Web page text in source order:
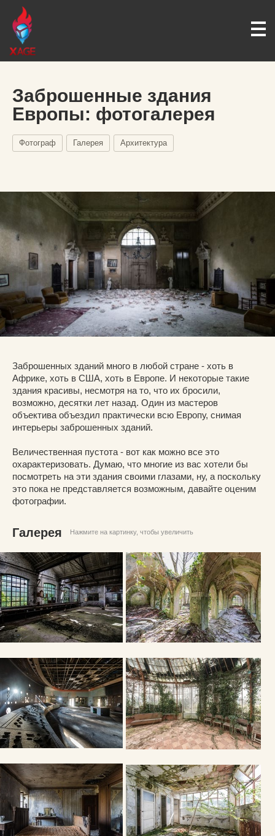
Заброшенные здания
Европы: фотогалерея
Фотограф Галерея Архитектура
Заброшенных зданий много в любой стране - хоть в
Африке, хоть в США, хоть в Европе. И некоторые такие
здания красивы, несмотря на то, что их бросили,
возможно, десятки лет назад. Один из мастеров
объектива объездил практически всю Европу, снимая
интерьеры заброшенных зданий.
Величественная пустота - вот как можно все это
охарактеризовать. Думаю, что многие из вас хотели бы
посмотреть на эти здания своими глазами, ну, а поскольку
это пока не представляется возможным, давайте оценим
фотографии.
Галерея Нажмите на картинку, чтобы увеличить